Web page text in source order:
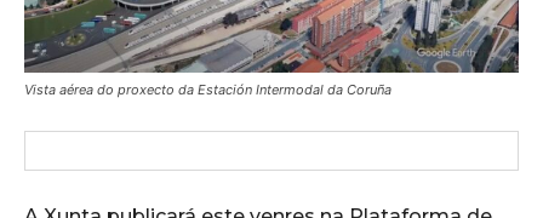
Vista aérea do proxecto da Estación Intermodal da Coruña